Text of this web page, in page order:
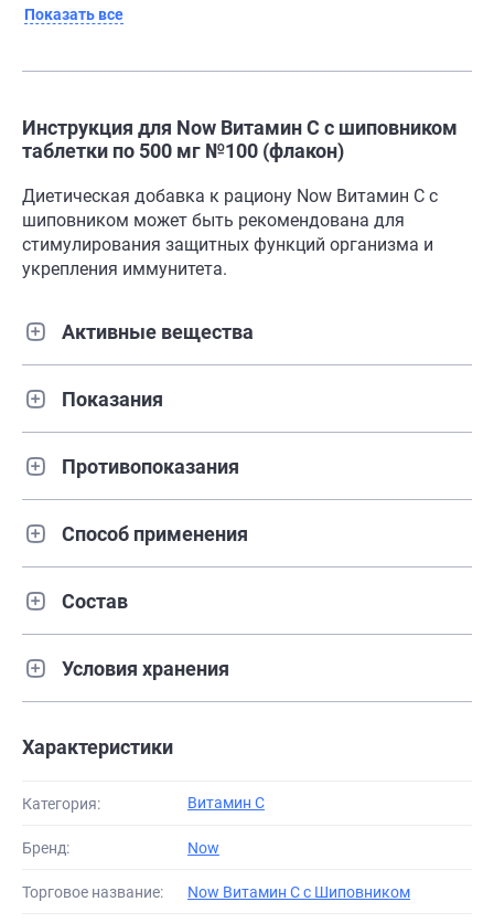
Показать все
Инструкция для Now Витамин С с шиповником
таблетки по 500 мг №100 (флакон)
Диетическая добавка к рациону Now Витамин С с
шиповником может быть рекомендована для
стимулирования защитных функций организма и
укрепления иммунитета.
Активные вещества
Показания
Противопоказания
Способ применения
Состав
Условия хранения
Характеристики
Категория: Витамин С
Бренд: Now
Торговое название: Now Витамин C с Шиповником